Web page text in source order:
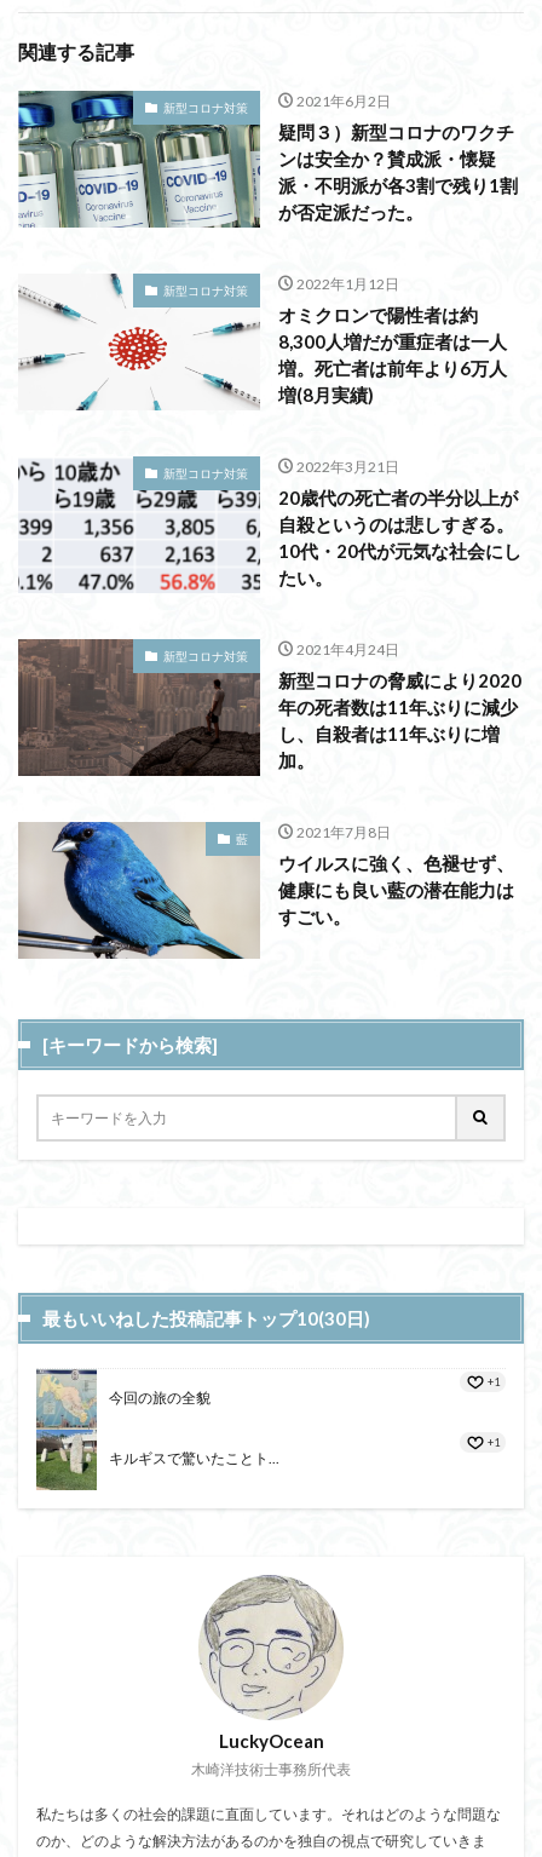
関連する記事
新型コロナ対策 2021年6月2日
疑問３）新型コロナのワクチ
ンは安全か？賛成派・懐疑
派・不明派が各3割で残り1割
が否定派だった。
新型コロナ対策 2022年1月12日
オミクロンで陽性者は約
8,300人増だが重症者は一人
増。死亡者は前年より6万人
増(8月実績)
新型コロナ対策 2022年3月21日
20歳代の死亡者の半分以上が
自殺というのは悲しすぎる。
10代・20代が元気な社会にし
たい。
新型コロナ対策 2021年4月24日
新型コロナの脅威により2020
年の死者数は11年ぶりに減少
し、自殺者は11年ぶりに増
加。
藍 2021年7月8日
ウイルスに強く、色褪せず、
健康にも良い藍の潜在能力は
すごい。
[キーワードから検索]
最もいいねした投稿記事トップ10(30日)
今回の旅の全貌
+1
キルギスで驚いたことト...
+1
LuckyOcean
木崎洋技術士事務所代表
私たちは多くの社会的課題に直面しています。それはどのような問題な
のか、どのような解決方法があるのかを独自の視点で研究していきま